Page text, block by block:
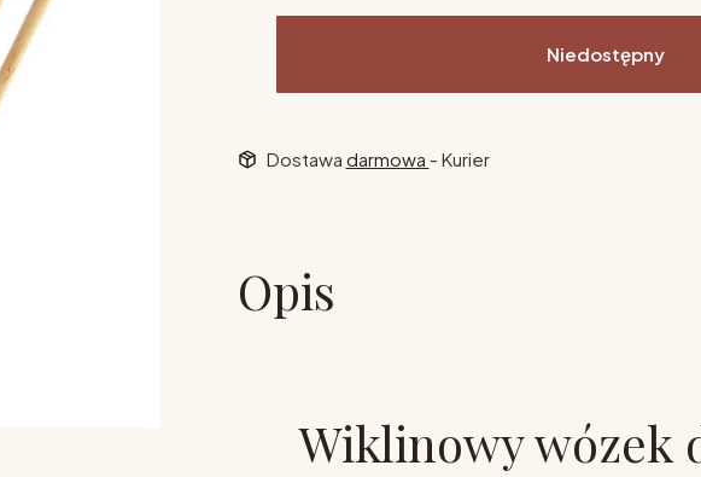
Niedostępny
Dostawa darmowa - Kurier
Opis
Wiklinowy wózek